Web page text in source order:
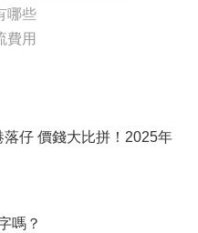
哪些
費用
落仔 價錢大比拼！2025年
嗎？